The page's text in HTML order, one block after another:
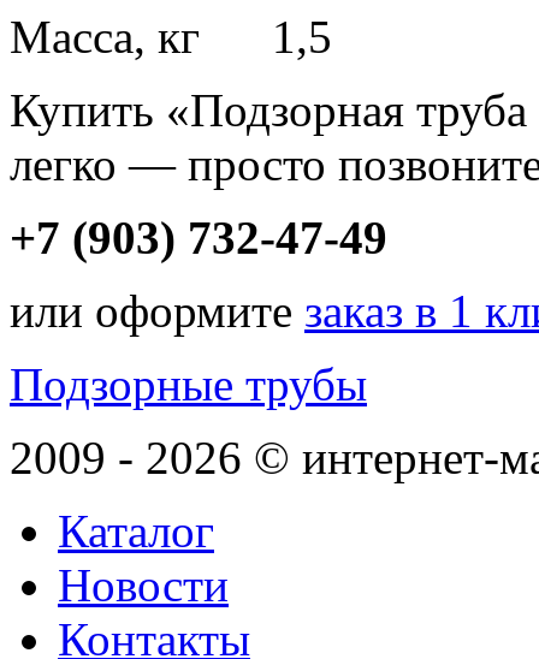
Масса, кг 1,5
Купить «Подзорная
легко — просто
+7 (903) 732-47-49
или оформите заказ в 1
Подзорные трубы
2009 - 2026 © интернет-
Каталог
Новости
Контакты